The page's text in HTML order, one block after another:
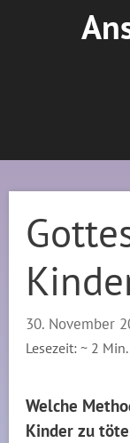
30. November
Lesezeit: ~ 2 Min.
Welche
Kinder zu